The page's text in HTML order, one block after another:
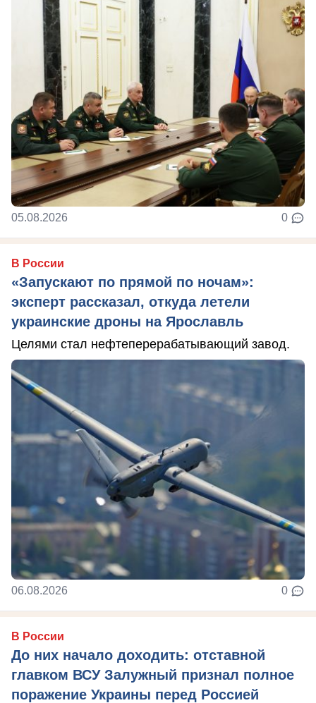
05.08.2026 0
В России
«Запускают по прямой по ночам»:
эксперт рассказал, откуда летели
украинские дроны на Ярославль
Целями стал нефтеперерабатывающий завод.
06.08.2026 0
В России
До них начало доходить: отставной
главком ВСУ Залужный признал полное
поражение Украины перед Россией